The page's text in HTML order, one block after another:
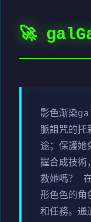
🚀
影色渐染
脈詛咒的托
途；保護她
握合成技術
救她嗎？
形色色的角
和任務。通